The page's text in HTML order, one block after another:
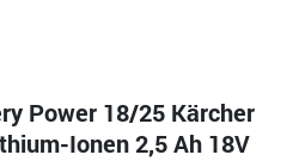
Power 18/25 Kärcher
Ionen 2,5 Ah 18V